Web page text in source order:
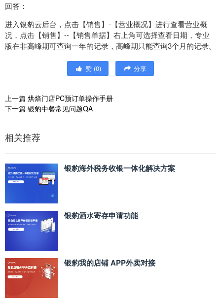
回答：
进入银豹云后台，点击【销售】-【营业概况】进行查看营业概
况，点击【销售】--【销售单据】右上角可选择查看日期，专业
版在非高峰期可查询一年的记录，高峰期只能查询3个月的记录。
赞 (0) 分享
上一篇 烘焙门店PC预订单操作手册
下一篇 银豹中餐常见问题QA
相关推荐
银豹海外税务收银一体化解决方案
银豹酒水寄存申请功能
银豹我的店铺 APP外卖对接